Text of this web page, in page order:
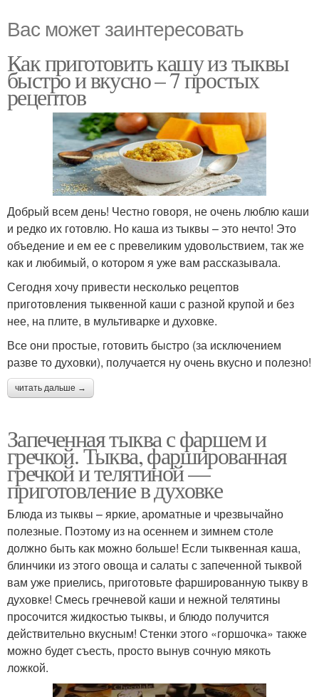
Вас может заинтересовать
Как приготовить кашу из тыквы
быстро и вкусно – 7 простых
рецептов
Добрый всем день! Честно говоря, не очень люблю каши
и редко их готовлю. Но каша из тыквы – это нечто! Это
объедение и ем ее с превеликим удовольствием, так же
как и любимый, о котором я уже вам рассказывала.
Сегодня хочу привести несколько рецептов
приготовления тыквенной каши с разной крупой и без
нее, на плите, в мультиварке и духовке.
Все они простые, готовить быстро (за исключением
разве то духовки), получается ну очень вкусно и полезно!
читать дальше →
Запеченная тыква с фаршем и
гречкой. Тыква, фаршированная
гречкой и телятиной —
приготовление в духовке
Блюда из тыквы – яркие, ароматные и чрезвычайно
полезные. Поэтому из на осеннем и зимнем столе
должно быть как можно больше! Если тыквенная каша,
блинчики из этого овоща и салаты с запеченной тыквой
вам уже приелись, приготовьте фаршированную тыкву в
духовке! Смесь гречневой каши и нежной телятины
просочится жидкостью тыквы, и блюдо получится
действительно вкусным! Стенки этого «горшочка» также
можно будет съесть, просто вынув сочную мякоть
ложкой.